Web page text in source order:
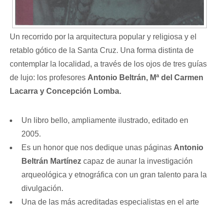
Un recorrido por la arquitectura popular y religiosa y el
retablo gótico de la Santa Cruz. Una forma distinta de
contemplar la localidad, a través de los ojos de tres guías
de lujo: los profesores Antonio Beltrán, Mª del Carmen
Lacarra y Concepción Lomba.
Un libro bello, ampliamente ilustrado, editado en
2005.
Es un honor que nos dedique unas páginas Antonio
Beltrán Martínez capaz de aunar la investigación
arqueológica y etnográfica con un gran talento para la
divulgación.
Una de las más acreditadas especialistas en el arte